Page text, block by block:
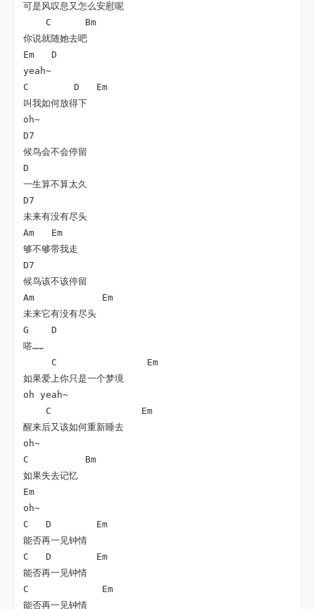
可是风叹息又怎么安慰呢
    C      Bm
你说就随她去吧
Em   D
yeah~
C        D   Em
叫我如何放得下
oh~
D7
候鸟会不会停留
D
一生算不算太久
D7
未来有没有尽头
Am   Em
够不够带我走
D7
候鸟该不该停留
Am            Em
未来它有没有尽头
G    D
嗒……
     C                Em
如果爱上你只是一个梦境
oh yeah~
    C                Em
醒来后又该如何重新睡去
oh~
C          Bm
如果失去记忆
Em
oh~
C   D        Em
能否再一见钟情
C   D        Em
能否再一见钟情
C             Em